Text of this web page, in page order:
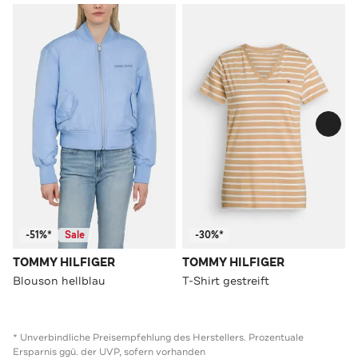
-51%* Sale
TOMMY HILFIGER
Blouson hellblau
-30%*
TOMMY HILFIGER
T-Shirt gestreift
* Unverbindliche Preisempfehlung des Herstellers. Prozentuale
Ersparnis ggü. der UVP, sofern vorhanden